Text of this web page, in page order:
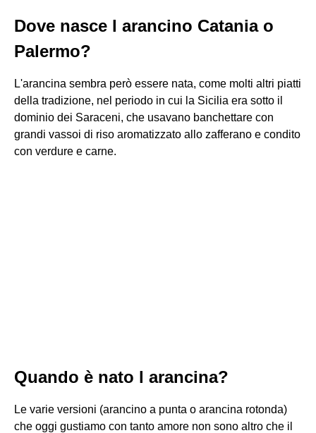
Dove nasce l arancino Catania o
Palermo?
L'arancina sembra però essere nata, come molti altri piatti
della tradizione, nel periodo in cui la Sicilia era sotto il
dominio dei Saraceni, che usavano banchettare con
grandi vassoi di riso aromatizzato allo zafferano e condito
con verdure e carne.
Quando è nato l arancina?
Le varie versioni (arancino a punta o arancina rotonda)
che oggi gustiamo con tanto amore non sono altro che il